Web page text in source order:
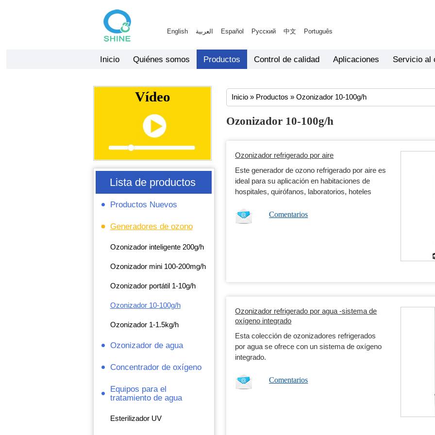
English العربية Español Русский 中文 Português
Inicio Quiénes somos Productos Control de calidad Aplicaciones Servicio al
Vídeo Inicio» Productos » Ozonizador 10-100g/h
Ozonizador 10-100g/h
Ozonizador refrigerado por aire
Este generador de ozono refrigerado por aire es
ideal para su aplicación en habitaciones de
hospitales, quirófanos, laboratorios, hoteles
Comentarios
Ozonizador refrigerado por agua -sistema de
oxígeno integrado
Esta colección de ozonizadores refrigerados
por agua se ofrece con un sistema de oxígeno
integrado.
Comentarios
Lista de productos
Productos Nuevos
Generadores de ozono
Ozonizador inteligente 200g/h
Ozonizador mini 100-200mg/h
Ozonizador portátil 1-10g/h
Ozonizador 10-100g/h
Ozonizador 1-1.5kg/h
Ozonizador de agua
Concentrador de oxígeno
Equipos para el
tratamiento de agua
Esterilizador UV